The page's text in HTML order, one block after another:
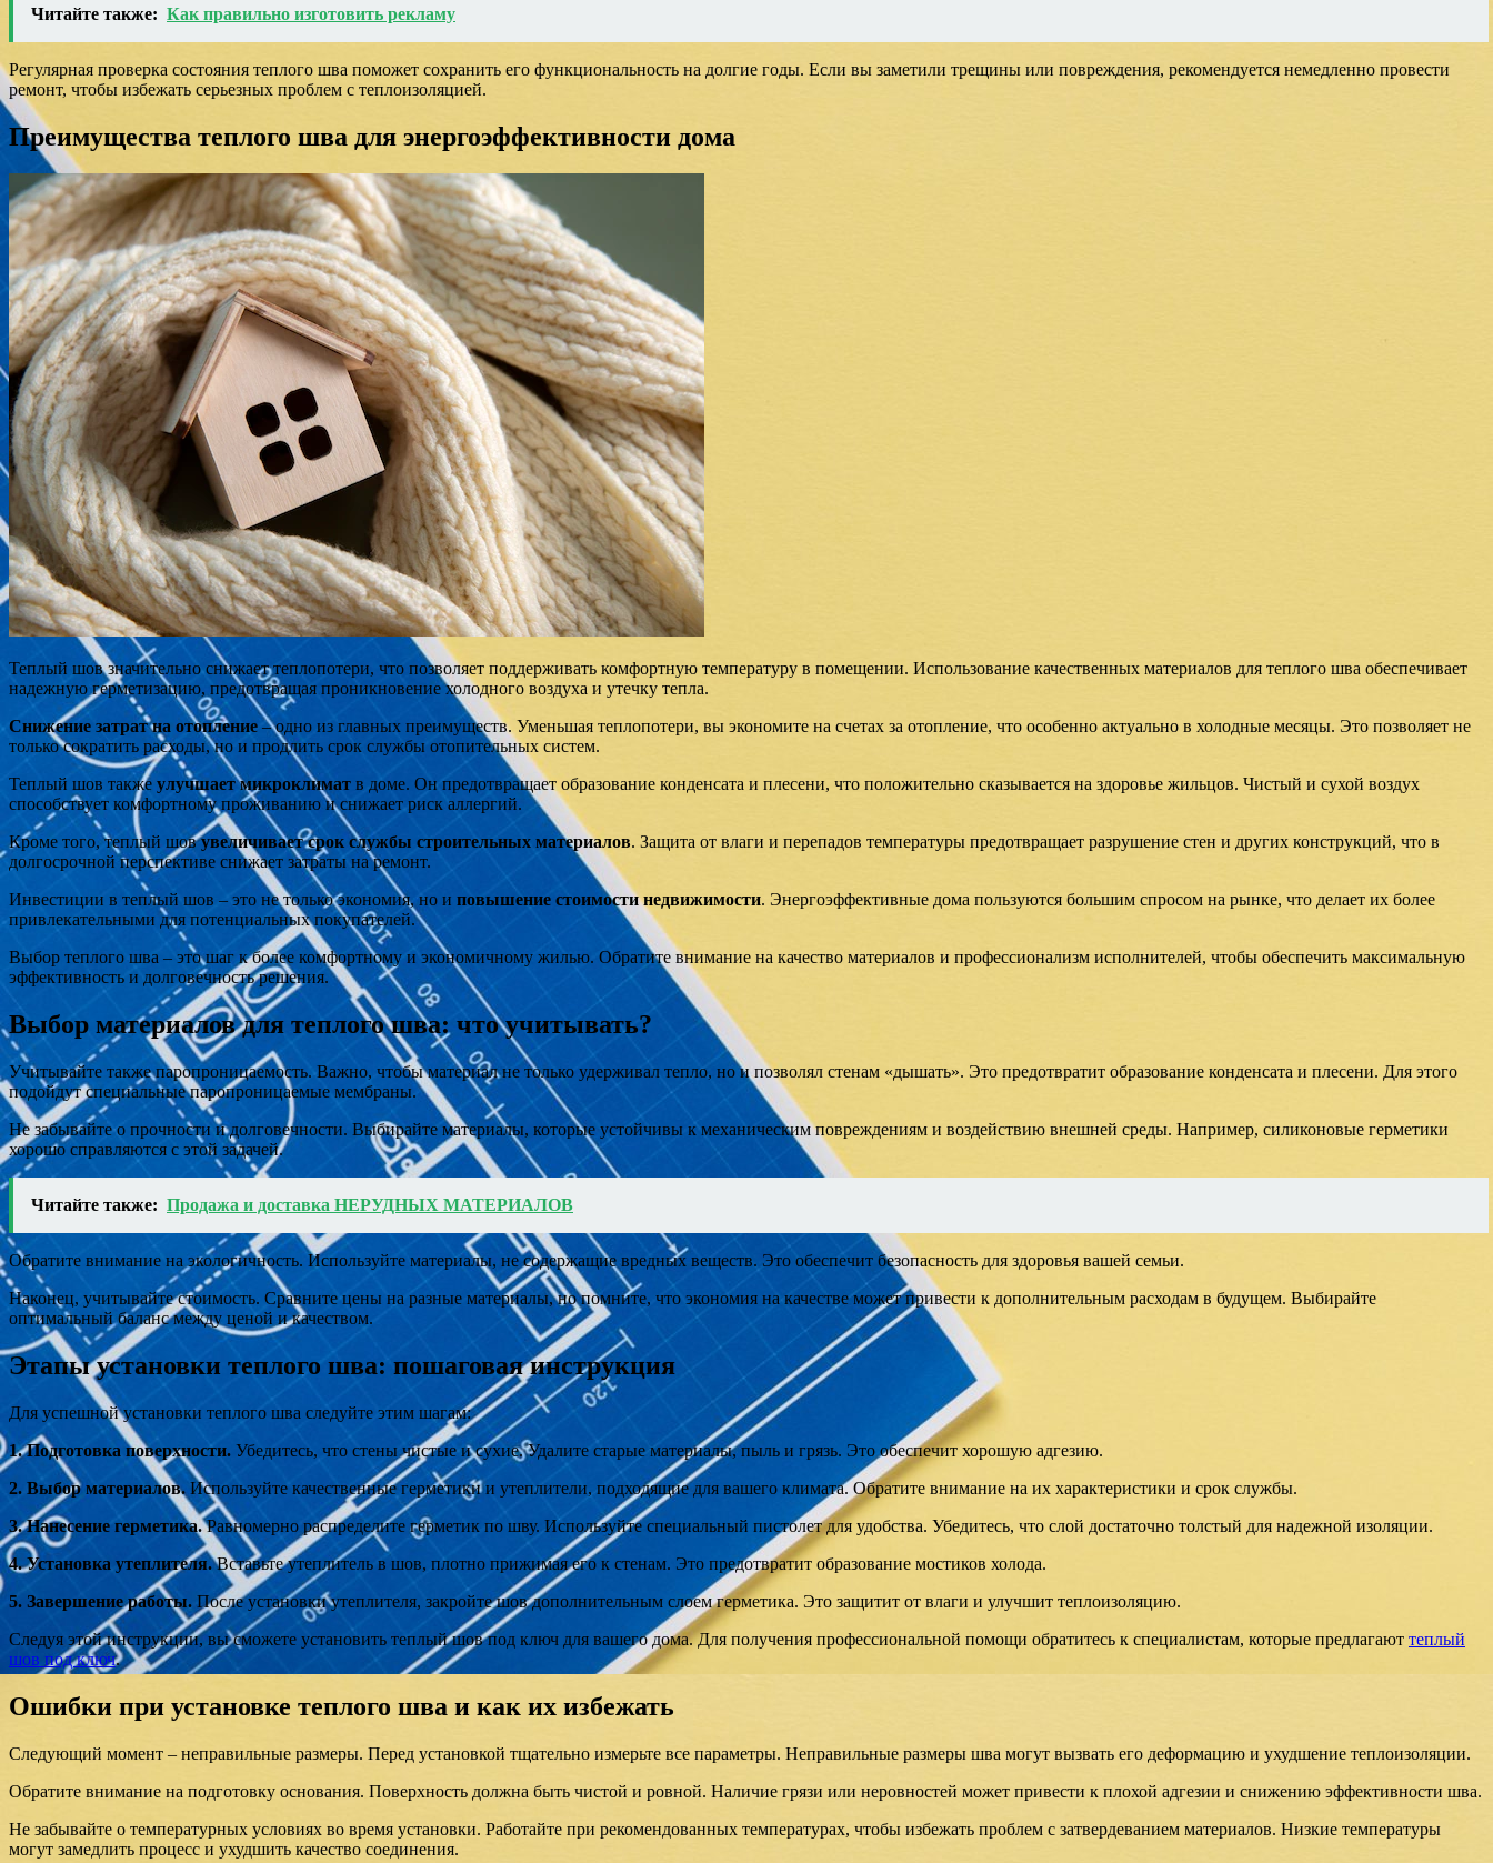
Читайте также: Как правильно изготовить рекламу
Регулярная проверка состояния теплого шва поможет сохранить его функциональность на долгие годы. Если вы заметили трещины или повреждения, рекомендуется немедленно провести
ремонт, чтобы избежать серьезных проблем с теплоизоляцией.
Преимущества теплого шва для энергоэффективности дома
Теплый шов значительно снижает теплопотери, что позволяет поддерживать комфортную температуру в помещении. Использование качественных материалов для теплого шва обеспечивает
надежную герметизацию, предотвращая проникновение холодного воздуха и утечку тепла.
Снижение затрат на отопление– одно из главных преимуществ. Уменьшая теплопотери, вы экономите на счетах за отопление, что особенно актуально в холодные месяцы. Это позволяет не
только сократить расходы, но и продлить срок службы отопительных систем.
Теплый шов также улучшает микроклимат в доме. Он предотвращает образование конденсата и плесени, что положительно сказывается на здоровье жильцов. Чистый и сухой воздух
способствует комфортному проживанию и снижает риск аллергий.
Кроме того, теплый шовувеличивает срок службы строительных материалов. Защита от влаги и перепадов температуры предотвращает разрушение стен и других конструкций, что в
долгосрочной перспективе снижает затраты на ремонт.
Инвестиции в теплый шов – это не только экономия, но и повышение стоимости недвижимости. Энергоэффективные дома пользуются большим спросом на рынке, что делает их более
привлекательными для потенциальных покупателей.
Выбор теплого шва – это шаг к более комфортному и экономичному жилью. Обратите внимание на качество материалов и профессионализм исполнителей, чтобы обеспечить максимальную
эффективность и долговечность решения.
Выбор материалов для теплого шва: что учитывать?
Учитывайте также паропроницаемость. Важно, чтобы материал не только удерживал тепло, но и позволял стенам «дышать». Это предотвратит образование конденсата и плесени. Для этого
подойдут специальные паропроницаемые мембраны.
Не забывайте о прочности и долговечности. Выбирайте материалы, которые устойчивы к механическим повреждениям и воздействию внешней среды. Например, силиконовые герметики
хорошо справляются с этой задачей.
Читайте также: Продажа и доставка НЕРУДНЫХ МАТЕРИАЛОВ
Обратите внимание на экологичность. Используйте материалы, не содержащие вредных веществ. Это обеспечит безопасность для здоровья вашей семьи.
Наконец, учитывайте стоимость. Сравните цены на разные материалы, но помните, что экономия на качестве может привести к дополнительным расходам в будущем. Выбирайте
оптимальный баланс между ценой и качеством.
Этапы установки теплого шва: пошаговая инструкция
Для успешной установки теплого шва следуйте этим шагам:
1. Подготовка поверхности. Убедитесь, что стены чистые и сухие. Удалите старые материалы, пыль и грязь. Это обеспечит хорошую адгезию.
2. Выбор материалов. Используйте качественные герметики и утеплители, подходящие для вашего климата. Обратите внимание на их характеристики и срок службы.
3. Нанесение герметика.Равномерно распределите герметик по шву. Используйте специальный пистолет для удобства. Убедитесь, что слой достаточно толстый для надежной изоляции.
4. Установка утеплителя.Вставьте утеплитель в шов, плотно прижимая его к стенам. Это предотвратит образование мостиков холода.
5. Завершение работы. После установки утеплителя, закройте шов дополнительным слоем герметика. Это защитит от влаги и улучшит теплоизоляцию.
Следуя этой инструкции, вы сможете установить теплый шов под ключ для вашего дома. Для получения профессиональной помощи обратитесь к специалистам, которые предлагают теплый
шов под ключ.
Ошибки при установке теплого шва и как их избежать
Следующий момент – неправильные размеры. Перед установкой тщательно измерьте все параметры. Неправильные размеры шва могут вызвать его деформацию и ухудшение теплоизоляции.
Обратите внимание на подготовку основания. Поверхность должна быть чистой и ровной. Наличие грязи или неровностей может привести к плохой адгезии и снижению эффективности шва.
Не забывайте о температурных условиях во время установки. Работайте при рекомендованных температурах, чтобы избежать проблем с затвердеванием материалов. Низкие температуры
могут замедлить процесс и ухудшить качество соединения.